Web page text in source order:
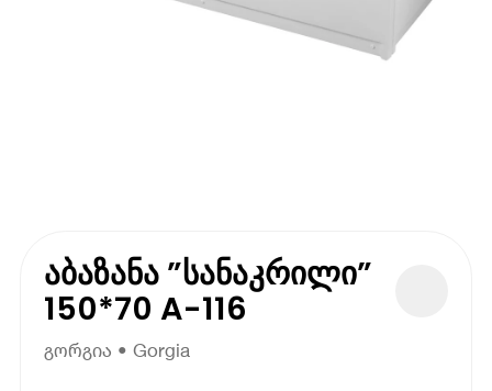
აბაზანა ”სანაკრილი”
150*70 A-116
გორგია • Gorgia